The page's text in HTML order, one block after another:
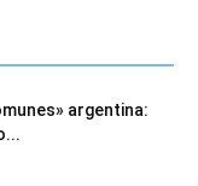
argentina: